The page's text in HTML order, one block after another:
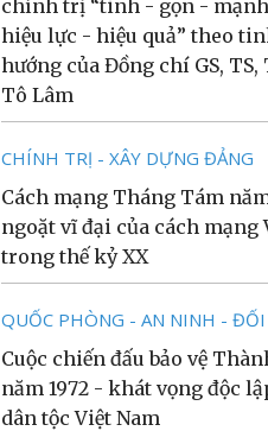
chính trị “tinh - gọn -
hiệu lực - hiệu quả” theo
hướng của Đồng chí GS,
Tô Lâm
CHÍNH TRỊ - XÂY DỰNG ĐẢNG
Cách mạng Tháng Tám
ngoặt vĩ đại của cách mạng
trong thế kỷ XX
QUỐC PHÒNG - AN NINH - ĐỐI
Cuộc chiến đấu bảo vệ
năm 1972 - khát vọng độc
dân tộc Việt Nam